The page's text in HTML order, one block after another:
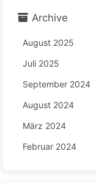
Archive
August 2025
Juli 2025
September 2024
August 2024
März 2024
Februar 2024